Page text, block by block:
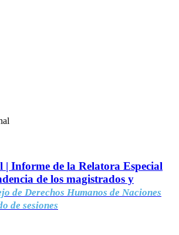
| Informe de la Relatora Especial
de los magistrados y
de Derechos Humanos de Naciones
de sesiones